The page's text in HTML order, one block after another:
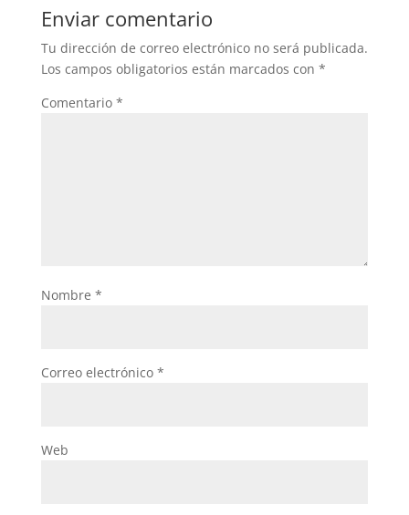
o
o
k
p
p
Enviar comentario
Tu dirección de correo electrónico no será publicada.
Los campos obligatorios están marcados con *
Comentario *
Nombre *
Correo electrónico *
Web